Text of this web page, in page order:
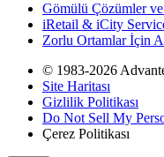
Gömülü Çözümler
iRetail & iCity
Zorlu Ortamlar İçin
© 1983-2026
Site Haritası
Gizlilik Politikası
Do Not Sell My
Çerez Politikası